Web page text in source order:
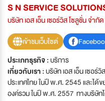
S N SERVICE
บริษัท เอส เอ็น เซอร์วิส โซลูชั่น จำกั
เข้าชมเว็บไซต์
ประเภทธุรกิจ :บริการ
เกี่ยวกับเรา :บริษัท เอส เอ็น เซอร์
ประเทศไทย ในปี พ.ศ. 2545 และไ
องค์รวม ในปี พ.ศ. 2557 ทางบริษัท